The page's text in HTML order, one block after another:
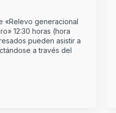
«Relevo generacional
12:30 horas (hora
pueden asistir a
a través del